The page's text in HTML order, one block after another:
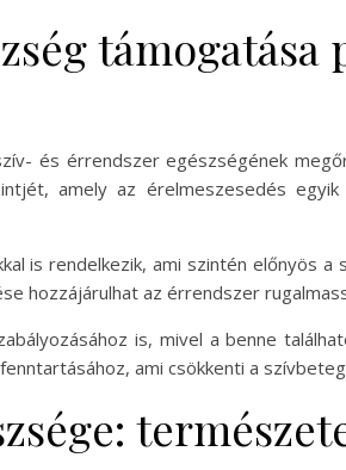
támogatása
és érrendszer egészségének
amely az érelmeszesedés
is rendelkezik, ami szintén előnyös
hozzájárulhat az érrendszer
is, mivel a benne
ami csökkenti a